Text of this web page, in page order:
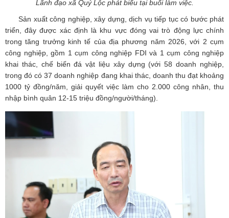
Lãnh đạo xã Quý Lộc phát biểu tại buổi làm việc.
Sản xuất công nghiệp, xây dựng, dịch vụ tiếp tục có bước phát
triển, đây được xác định là khu vực đóng vai trò động lực chính
trong tăng trưởng kinh tế của địa phương năm 2026, với 2 cụm
công nghiệp, gồm 1 cụm công nghiệp FDI và 1 cụm công nghiệp
khai thác, chế biến đá vật liệu xây dựng (với 58 doanh nghiệp,
trong đó có 37 doanh nghiệp đang khai thác, doanh thu đạt khoảng
1000 tỷ đồng/năm, giải quyết việc làm cho 2.000 công nhân, thu
nhập bình quân 12-15 triệu đồng/người/tháng).